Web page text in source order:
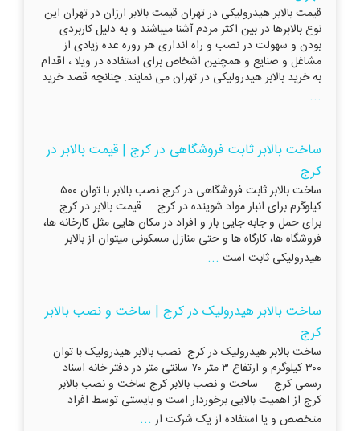
قیمت بالابر هیدرولیکی در تهران قیمت بالابر ارزان در تهران این
نوع بالابرها در بین اکثر مردم آشنا میباشند و به دلیل کاربردی
بودن و سهولت در نصب و راه اندازی هر روزه عده زیادی از
مشاغل و صنایع و همچنین اشخاص برای استفاده در ویلا ، اقدام
به خرید بالابر هیدرولیکی در تهران می نمایند. چنانچه قصد خرید
...
ساخت بالابر ثابت فروشگاهی در کرج | قیمت بالابر در
کرج
ساخت بالابر ثابت فروشگاهی در کرج نصب بالابر با توان ۵۰۰
کیلوگرم برای انبار مواد شوینده در کرج قیمت بالابر در کرج
برای حمل و جابه جایی بار و افراد در مکان هایی مثل کارخانه ها،
فروشگاه ها، کارگاه ها و حتی منازل مسکونی میتوان از بالابر
هیدرولیکی ثابت است ...
ساخت بالابر هیدرولیک در کرج | ساخت و نصب بالابر
کرج
ساخت بالابر هیدرولیک در کرج نصب بالابر هیدرولیک با توان
۳۰۰ کیلوگرم و ارتفاع ۳ متر ۷۰ سانتی متر در دفتر خانه اسناد
رسمی کرج ساخت و نصب بالابر کرج ساخت و نصب بالابر
کرج از اهمیت بالایی برخوردار است و بایستی توسط افراد
متخصص و یا استفاده از یک شرکت ار ...